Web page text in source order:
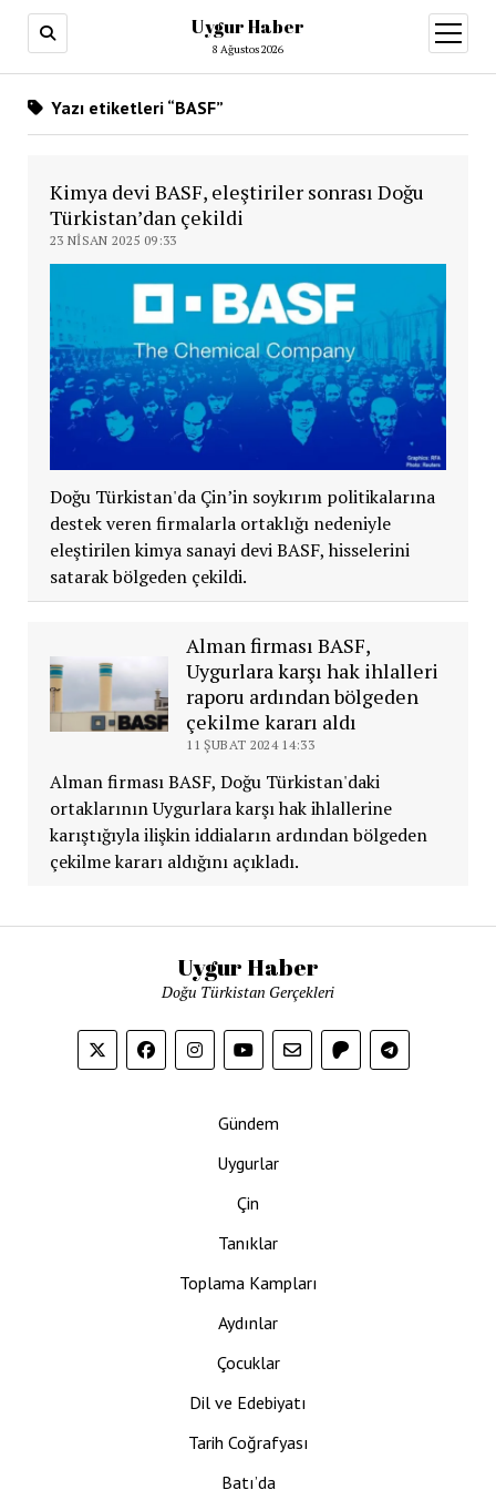
Uygur Haber
8 Ağustos 2026
aç
Yazı etiketleri “BASF”
Kimya devi BASF, eleştiriler sonrası Doğu
Türkistan’dan çekildi
23 NISAN 2025 09:33
Doğu Türkistan'da Çin’in soykırım politikalarına
destek veren firmalarla ortaklığı nedeniyle
eleştirilen kimya sanayi devi BASF, hisselerini
satarak bölgeden çekildi.
Alman firması BASF,
Uygurlara karşı hak ihlalleri
raporu ardından bölgeden
çekilme kararı aldı
11 ŞUBAT 2024 14:33
Alman firması BASF, Doğu Türkistan'daki
ortaklarının Uygurlara karşı hak ihlallerine
karıştığıyla ilişkin iddiaların ardından bölgeden
çekilme kararı aldığını açıkladı.
Uygur Haber
Doğu Türkistan Gerçekleri
Gündem
Uygurlar
Çin
Tanıklar
Toplama Kampları
Aydınlar
Çocuklar
Dil ve Edebiyatı
Tarih Coğrafyası
Batı’da